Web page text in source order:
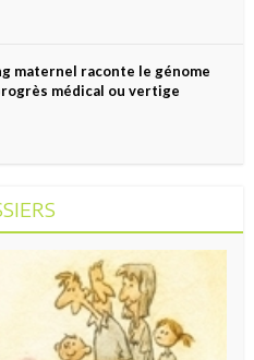
maternel raconte le génome
médical ou vertige